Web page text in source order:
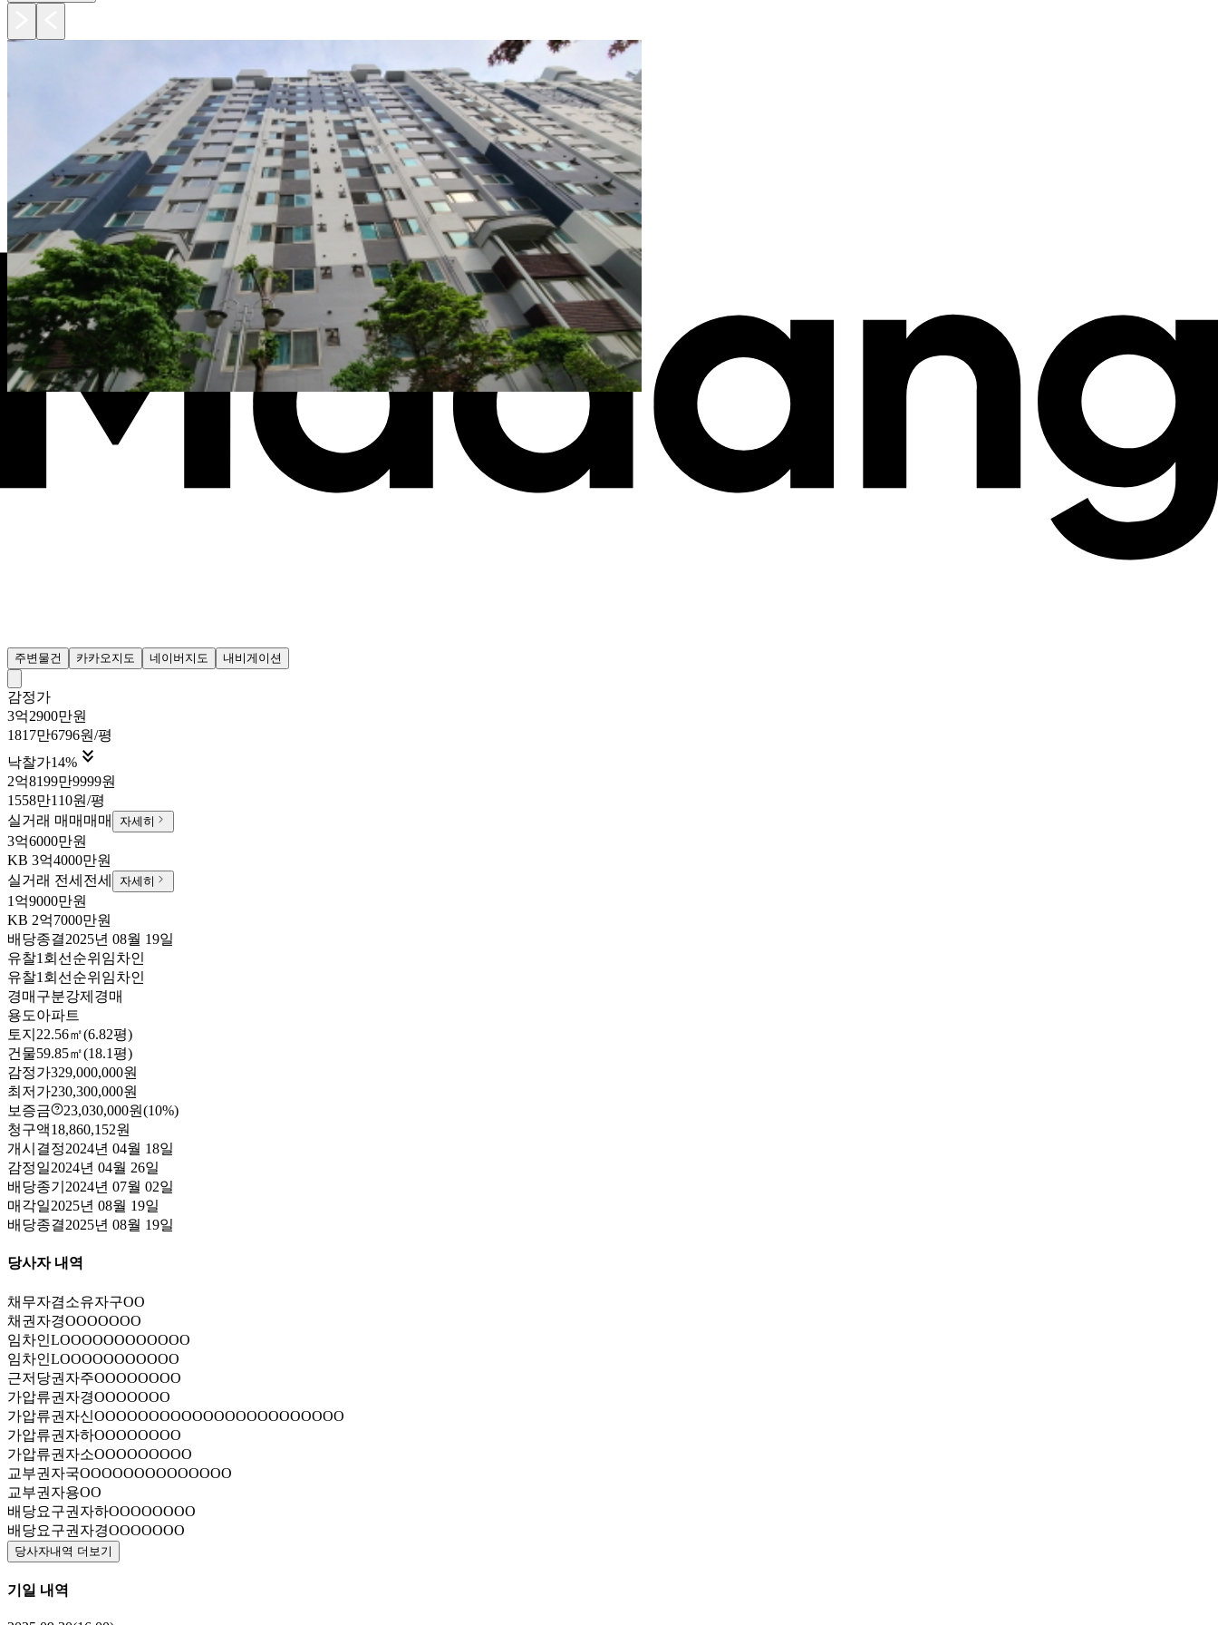
주변물건 카카오지도 네이버지도 내비게이션
감정가
3억2900만원
1817만6796원/평
낙찰가14% 
2억8199만9999원
1558만110원/평
실거래 매매 매매 자세히
3억6000만원
KB 3억4000만원
실거래 전세 전세 자세히
1억9000만원
KB 2억7000만원
배당종결2025년 08월 19일
유찰1회 선순위임차인
유찰1회 선순위임차인
경매구분강제경매
용도아파트
토지 22.56㎡(6.82평)
건물59.85㎡(18.1평)
감정가329,000,000원
최저가230,300,000원
보증금
23,030,000원(10%)
청구액18,860,152원
개시결정2024년 04월 18일
감정일2024년 04월 26일
배당종기 2024년 07월 02일
매각일2025년 08월 19일
배당종결2025년 08월 19일
당사자 내역
채무자겸소유자구OO
채권자경OOOOOOO
임차인LOOOOOOOOOOOO
임차인LOOOOOOOOOOO
근저당권자주OOOOOOOO
가압류권자경OOOOOOO
가압류권자신OOOOOOOOOOOOOOOOOOOOOOO
가압류권자하OOOOOOOO
가압류권자소OOOOOOOOO
교부권자국OOOOOOOOOOOOOO
교부권자용OO
배당요구권자하OOOOOOOO
배당요구권자경OOOOOOO
당사자내역 더보기
기일 내역